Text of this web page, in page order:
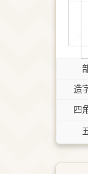
造
四